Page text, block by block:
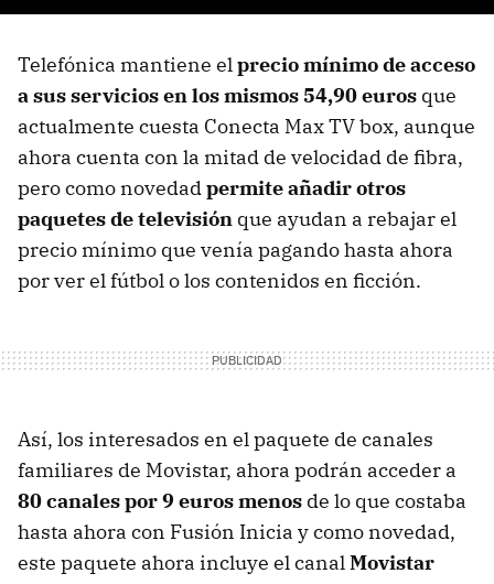
Telefónica mantiene elprecio mínimo de acceso
a sus servicios en los mismos 54,90 euros que
actualmente cuesta Conecta Max TV box, aunque
ahora cuenta con la mitad de velocidad de fibra,
pero como novedadpermite añadir otros
paquetes de televisión que ayudan a rebajar el
precio mínimo que venía pagando hasta ahora
por ver el fútbol o los contenidos en ficción.
Así, los interesados en el paquete de canales
familiares de Movistar, ahora podrán acceder a
80 canales por 9 euros menos de lo que costaba
hasta ahora con Fusión Inicia y como novedad,
este paquete ahora incluye el canalMovistar